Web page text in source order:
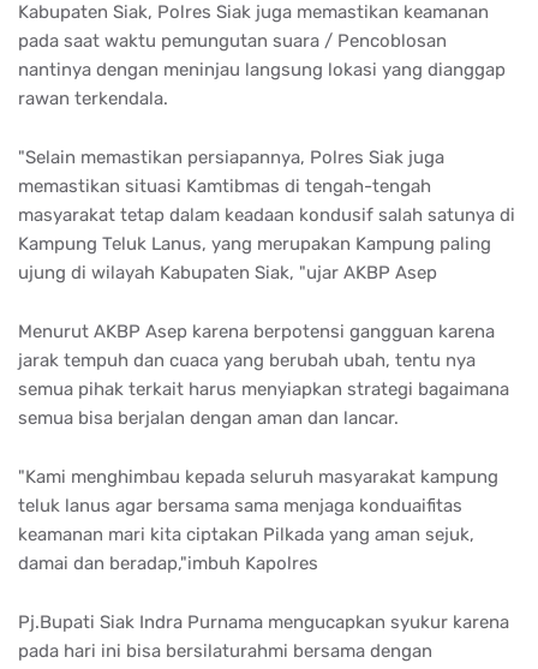
Kabupaten Siak, Polres Siak juga memastikan keamanan
pada saat waktu pemungutan suara / Pencoblosan
nantinya dengan meninjau langsung lokasi yang dianggap
rawan terkendala.
"Selain memastikan persiapannya, Polres Siak juga
memastikan situasi Kamtibmas di tengah-tengah
masyarakat tetap dalam keadaan kondusif salah satunya di
Kampung Teluk Lanus, yang merupakan Kampung paling
ujung di wilayah Kabupaten Siak, "ujar AKBP Asep
Menurut AKBP Asep karena berpotensi gangguan karena
jarak tempuh dan cuaca yang berubah ubah, tentu nya
semua pihak terkait harus menyiapkan strategi bagaimana
semua bisa berjalan dengan aman dan lancar.
"Kami menghimbau kepada seluruh masyarakat kampung
teluk lanus agar bersama sama menjaga konduaifitas
keamanan mari kita ciptakan Pilkada yang aman sejuk,
damai dan beradap,"imbuh Kapolres
Pj.Bupati Siak Indra Purnama mengucapkan syukur karena
pada hari ini bisa bersilaturahmi bersama dengan